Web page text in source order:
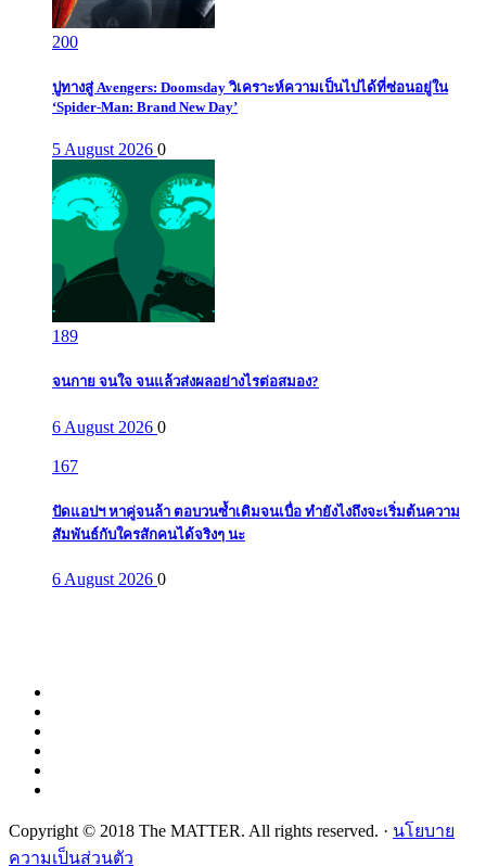
200
ปูทางสู่ Avengers: Doomsday วิเคราะห์ความเป็นไปได้ที่ซ่อนอยู่ใน
‘Spider-Man: Brand New Day’
5 August 2026 0
189
จนกาย จนใจ จนแล้วส่งผลอย่างไรต่อสมอง?
6 August 2026 0
167
ปัดแอปฯ หาคู่จนล้า ตอบวนซ้ำเดิมจนเบื่อ ทำยังไงถึงจะเริ่มต้นความ
สัมพันธ์กับใครสักคนได้จริงๆ นะ
6 August 2026 0
Copyright © 2018 The MATTER. All rights reserved. · นโยบาย
ความเป็นส่วนตัว